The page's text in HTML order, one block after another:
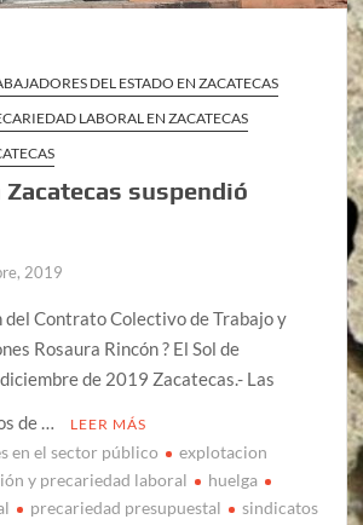
DEL ESTADO EN ZACATECAS
LABORAL EN ZACATECAS
Zacatecas suspendió
2019
del Contrato Colectivo de Trabajo y
Rosaura Rincón ? El Sol de
de 2019 Zacatecas.- Las
de …
LEER MÁS
en el sector público
explotacion
y precariedad laboral
huelga
precariedad presupuestal sindicatos